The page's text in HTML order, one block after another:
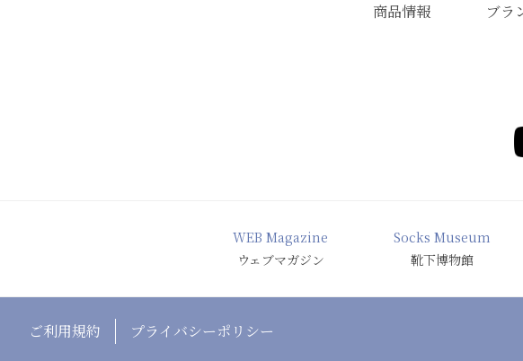
商品情報 ブラ
WEB Magazine
ウェブマガジン
Socks Museum
靴下博物館
ご利用規約 プライバシーポリシー